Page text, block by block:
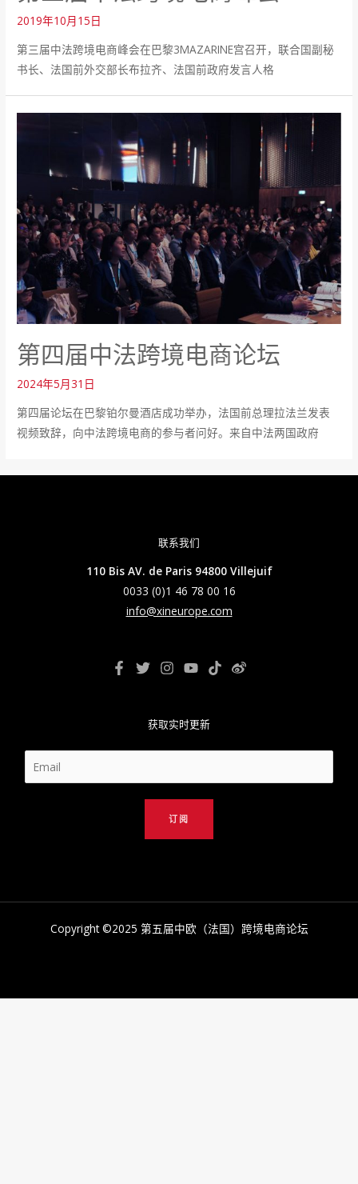
2019年10月15日
第三届中法跨境电商峰会在巴黎3MAZARINE宫召开，联合国副秘
书长、法国前外交部长布拉齐、法国前政府发言人格
第四届中法跨境电商论坛
2024年5月31日
第四届论坛在巴黎铂尔曼酒店成功举办，法国前总理拉法兰发表
视频致辞，向中法跨境电商的参与者问好。来自中法两国政府
联系我们
110 Bis AV. de Paris 94800 Villejuif
0033 (0)1 46 78 00 16
info@xineurope.com
获取实时更新
订阅
Copyright ©2025 第五届中欧（法国）跨境电商论坛